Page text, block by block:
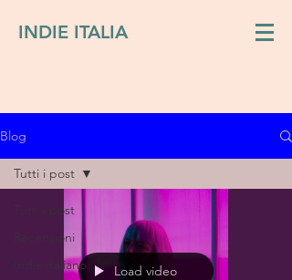
INDIE ITALIA
Blog
Tutti i post
Recensioni
Indie italiano
Tutti i post
Load video